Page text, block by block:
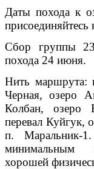
Даты похода к
Сбор группы
похода 24 июня.
Нить маршрута:
Черная, озеро
Колбан, озеро
перевал Куйгук,
п. Маральник-
хорошей